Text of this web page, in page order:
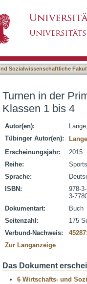
Sozialwissenschaftliche
Turnen in der
Klassen 1 bis 4
Autor(en):
Tübinger Autor(en):
Erscheinungsjahr:
2015
Reihe:
Sprache:
ISBN:
978-
3-
Dokumentart:
Buch
Seitenzahl:
175
Verbund-Nachweis:
Zur Langanzeige
Das Dokument
6 Wirtschafts- und